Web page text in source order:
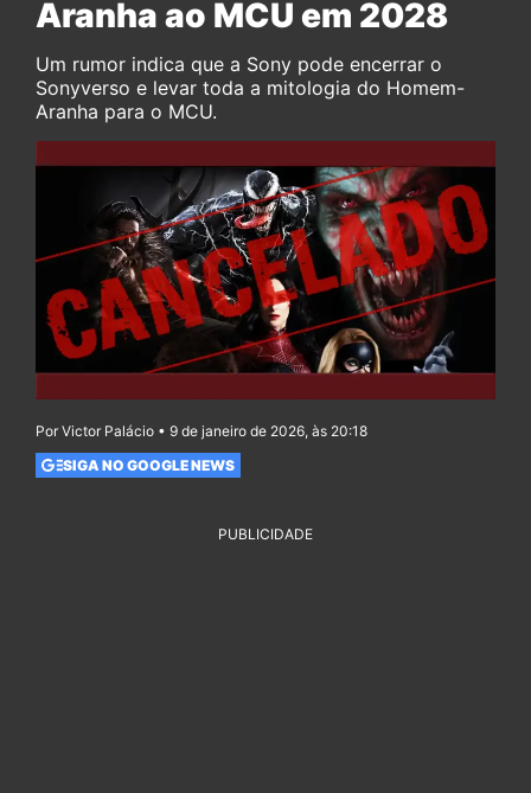
Aranha ao MCU em 2028
Um rumor indica que a Sony pode encerrar o
Sonyverso e levar toda a mitologia do Homem-
Aranha para o MCU.
Por Victor Palácio • 9 de janeiro de 2026, às 20:18
SIGA NO GOOGLE NEWS
PUBLICIDADE